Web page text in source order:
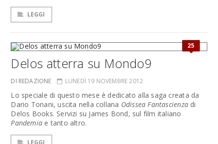
LEGGI
25
Delos atterra su Mondo9
DI REDAZIONE LUNEDÌ 19 NOVEMBRE 2012
Lo speciale di questo mese è dedicato alla saga creata da
Dario Tonani, uscita nella collana Odissea Fantascienzadi
Delos Books. Servizi su James Bond, sul film italiano
Pandemia e tanto altro.
LEGGI